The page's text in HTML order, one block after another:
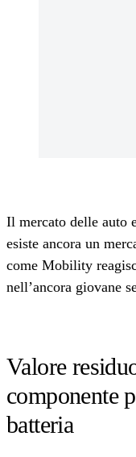
Il mercato delle auto
esiste ancora un
come Mobility
nell’ancora giovane
Valore
componente
batteria